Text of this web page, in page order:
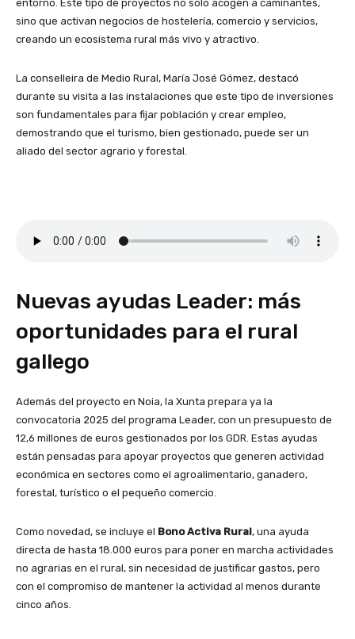
entorno. Este tipo de proyectos no solo acogen a caminantes,
sino que activan negocios de hostelería, comercio y servicios,
creando un ecosistema rural más vivo y atractivo.
La conselleira de Medio Rural, María José Gómez, destacó
durante su visita a las instalaciones que este tipo de inversiones
son fundamentales para fijar población y crear empleo,
demostrando que el turismo, bien gestionado, puede ser un
aliado del sector agrario y forestal.
Nuevas ayudas Leader: más
oportunidades para el rural
gallego
Además del proyecto en Noia, la Xunta prepara ya la
convocatoria 2025 del programa Leader, con un presupuesto de
12,6 millones de euros gestionados por los GDR. Estas ayudas
están pensadas para apoyar proyectos que generen actividad
económica en sectores como el agroalimentario, ganadero,
forestal, turístico o el pequeño comercio.
Como novedad, se incluye el Bono Activa Rural, una ayuda
directa de hasta 18.000 euros para poner en marcha actividades
no agrarias en el rural, sin necesidad de justificar gastos, pero
con el compromiso de mantener la actividad al menos durante
cinco años.